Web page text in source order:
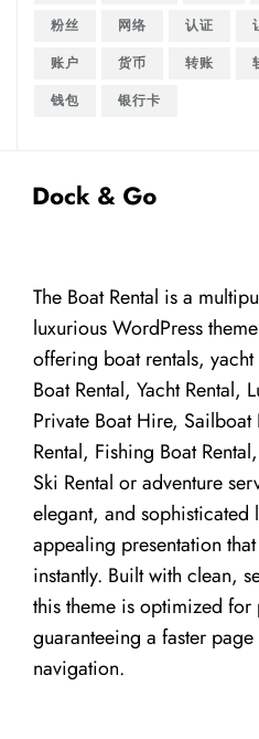
粉丝
网络 认证
账户
货币 转账
钱包
银行卡
The Boat Rental is a
luxurious WordPress
offering boat rentals,
Boat Rental, Yacht Rental,
Private Boat Hire, Sailboat
Rental, Fishing Boat
Ski Rental or adventure
elegant, and sophisticated
appealing presentation
instantly. Built with clean,
this theme is optimized for
guaranteeing a faster
navigation.